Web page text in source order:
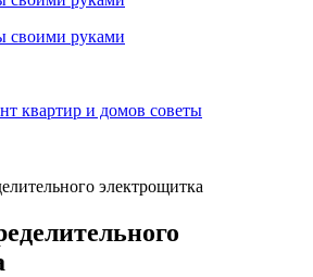
своими руками
квартир и домов советы
электрощитка